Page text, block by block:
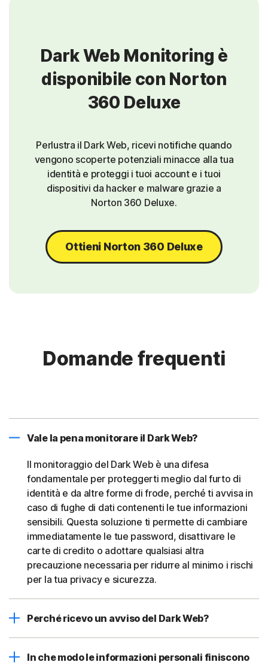
Dark Web Monitoring è
disponibile con Norton
360 Deluxe
Perlustra il Dark Web, ricevi notifiche quando
vengono scoperte potenziali minacce alla tua
identità e proteggi i tuoi account e i tuoi
dispositivi da hacker e malware grazie a
Norton 360 Deluxe.
Ottieni Norton 360 Deluxe
Domande frequenti
Vale la pena monitorare il Dark Web?
Il monitoraggio del Dark Web è una difesa
fondamentale per proteggerti meglio dal furto di
identità e da altre forme di frode, perché ti avvisa in
caso di fughe di dati contenenti le tue informazioni
sensibili. Questa soluzione ti permette di cambiare
immediatamente le tue password, disattivare le
carte di credito o adottare qualsiasi altra
precauzione necessaria per ridurre al minimo i rischi
per la tua privacy e sicurezza.
Perché ricevo un avviso del Dark Web?
In che modo le informazioni personali finiscono